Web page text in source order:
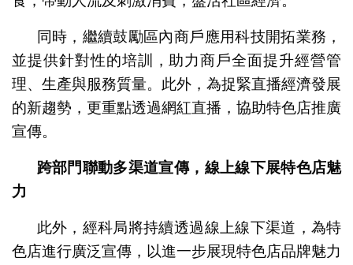
同時，繼續鼓勵區內商戶應用科技開拓業務，
並提供針對性的培訓，助力商戶全面提升經營管
理、生產與服務質量。此外，為捉緊直播經濟發展
的新趨勢，更重點透過網紅直播，協助特色店推廣
宣傳。
跨部門聯動多渠道宣傳，線上線下展特色店魅
力
此外，經科局將持續透過線上線下渠道，為特
色店進行廣泛宣傳，以進一步展現特色店品牌魅力